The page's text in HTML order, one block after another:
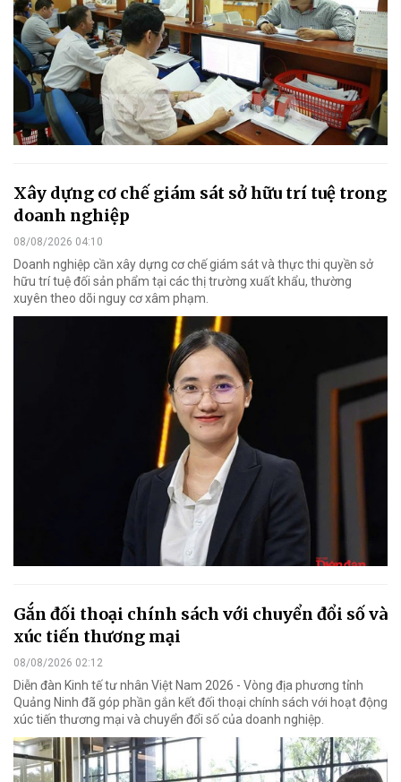
Xây dựng cơ chế giám sát sở hữu trí tuệ trong
doanh nghiệp
08/08/2026 04:10
Doanh nghiệp cần xây dựng cơ chế giám sát và thực thi quyền sở
hữu trí tuệ đối sản phẩm tại các thị trường xuất khẩu, thường
xuyên theo dõi nguy cơ xâm phạm.
Gắn đối thoại chính sách với chuyển đổi số và
xúc tiến thương mại
08/08/2026 02:12
Diễn đàn Kinh tế tư nhân Việt Nam 2026 - Vòng địa phương tỉnh
Quảng Ninh đã góp phần gắn kết đối thoại chính sách với hoạt động
xúc tiến thương mại và chuyển đổi số của doanh nghiệp.